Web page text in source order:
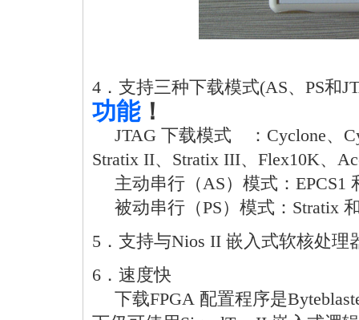
4．支持三种下载模式(AS、PS和
功能！
JTAG 下载模式 ：Cyclone、
Stratix II、Stratix III、Flex10K、
主动串行（AS）模式：EPCS1
被动串行（PS）模式：Stratix
5．支持与Nios II 嵌入式软核处理
6．速度快
下载FPGA 配置程序是